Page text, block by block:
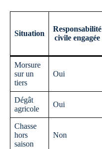
Situation
Responsabilité
civile engagée
Morsure
sur un
tiers
Oui
Dégât
agricole
Oui
Chasse
hors
saison
Non